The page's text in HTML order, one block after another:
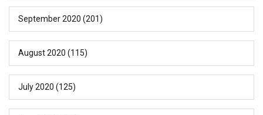
September 2020 (201)
August 2020 (115)
July 2020 (125)